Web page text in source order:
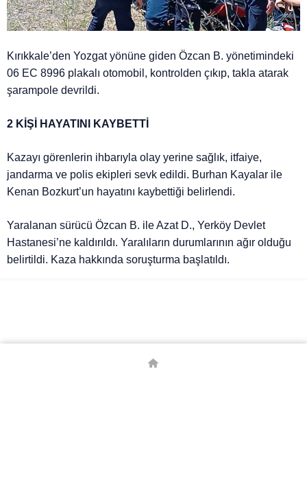
Kırıkkale’den Yozgat yönüne giden Özcan B. yönetimindeki
06 EC 8996 plakalı otomobil, kontrolden çıkıp, takla atarak
şarampole devrildi.
2 KİŞİ HAYATINI KAYBETTİ
Kazayı görenlerin ihbarıyla olay yerine sağlık, itfaiye,
jandarma ve polis ekipleri sevk edildi. Burhan Kayalar ile
Kenan Bozkurt’un hayatını kaybettiği belirlendi.
Yaralanan sürücü Özcan B. ile Azat D., Yerköy Devlet
Hastanesi’ne kaldırıldı. Yaralıların durumlarının ağır olduğu
belirtildi. Kaza hakkında soruşturma başlatıldı.
© Telif Hakkı 2026, Tüm Hakları Saklıdır.